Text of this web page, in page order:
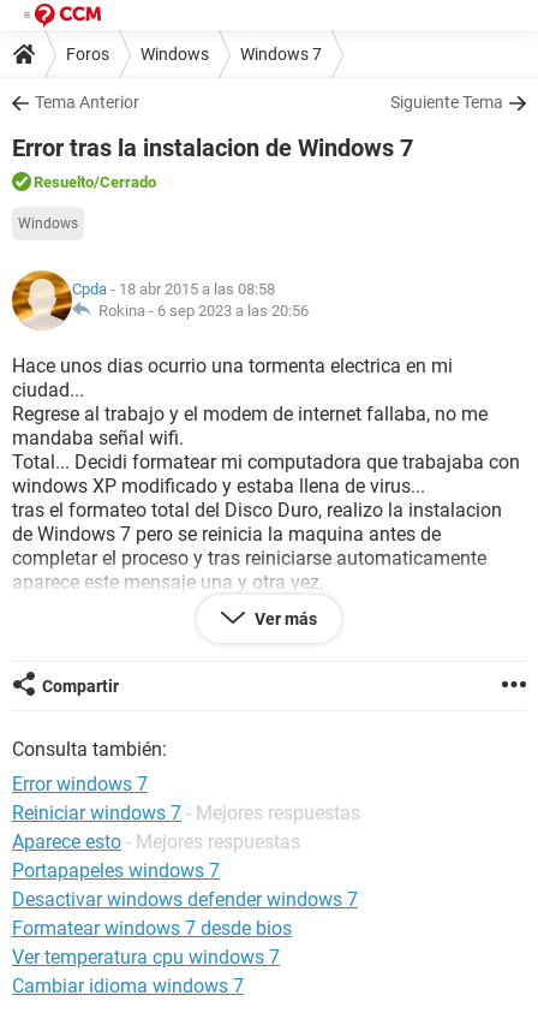
Foros Windows Windows 7
Tema Anterior Siguiente Tema
Error tras la instalacion de Windows 7
Resuelto/Cerrado
Windows
Cpda - 18 abr 2015 a las 08:58
Rokina - 6 sep 2023 a las 20:56
Hace unos dias ocurrio una tormenta electrica en mi
ciudad...
Regrese al trabajo y el modem de internet fallaba, no me
mandaba señal wifi.
Total... Decidi formatear mi computadora que trabajaba con
windows XP modificado y estaba llena de virus...
tras el formateo total del Disco Duro, realizo la instalacion
de Windows 7 pero se reinicia la maquina antes de
completar el proceso y tras reiniciarse automaticamente
aparece este mensaje una y otra vez.
""El equipo se reinicio de manera inesperada o se produjo un
error inesperado, la instalacion de windows no puede
continuar. Para instalar windows haga clic en "Aceptar" para
Ver más
Compartir
Consulta también:
Error windows 7
Reiniciar windows 7 - Mejores respuestas
Aparece esto - Mejores respuestas
Portapapeles windows 7
Desactivar windows defender windows 7
Formatear windows 7 desde bios
Ver temperatura cpu windows 7
Cambiar idioma windows 7